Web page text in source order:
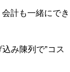
計も一緒にでき
み陳列で”コス